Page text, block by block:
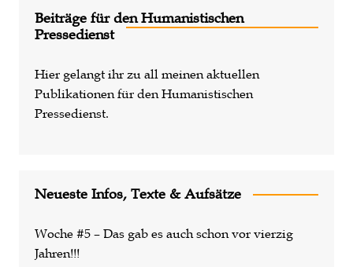
Beiträge für den Humanistischen
Pressedienst
Hier gelangt ihr zu all meinen aktuellen
Publikationen für den Humanistischen
Pressedienst.
Neueste Infos, Texte & Aufsätze
Woche #5 – Das gab es auch schon vor vierzig
Jahren!!!